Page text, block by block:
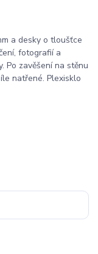
a desky o tloušťce
fotografií a
Po zavěšení na stěnu
natřené. Plexisklo